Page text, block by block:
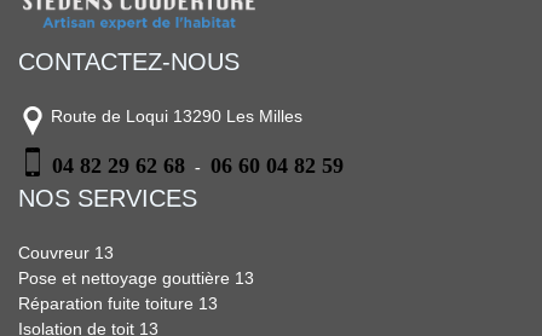
CONTACTEZ-NOUS
Route de Loqui 13290 Les Milles
04 82 29 62 68 - 06 60 04 82 59
NOS SERVICES
Couvreur 13
Pose et nettoyage gouttière 13
Réparation fuite toiture 13
Isolation de toit 13